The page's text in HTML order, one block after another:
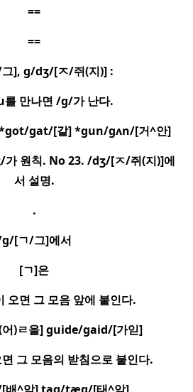
==
==
그], g/dʒ/[ㅈ/쥐(지)] :
를 만나면 /g/가 난다.
gat/[같] *gun/gʌn/[거^안]
가 원칙. No 23. /dʒ/[ㅈ/쥐(지)]에
서 설명.
.
[ㄱ/그]에서
[ㄱ]은
오면 그 모음 앞에 붙인다.
어)ㄹ을] guide/gaid/[가읻]
그 모음의 받침으로 붙인다.